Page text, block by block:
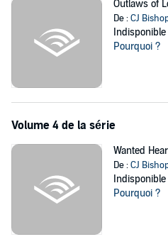
Outlaws of
De :CJ
Pourquoi ?
Volume 4 de la série
Wanted
De :CJ
Pourquoi ?